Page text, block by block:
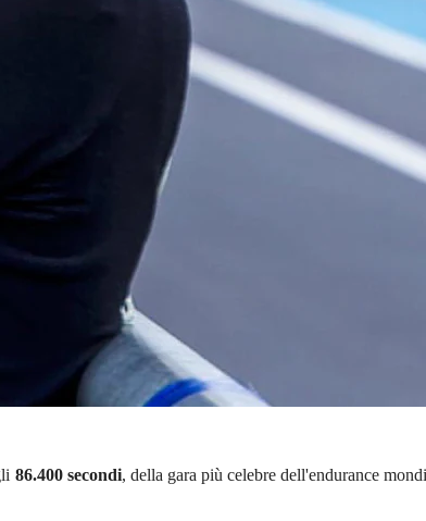
86.400 secondi, della gara più celebre dell'endurance